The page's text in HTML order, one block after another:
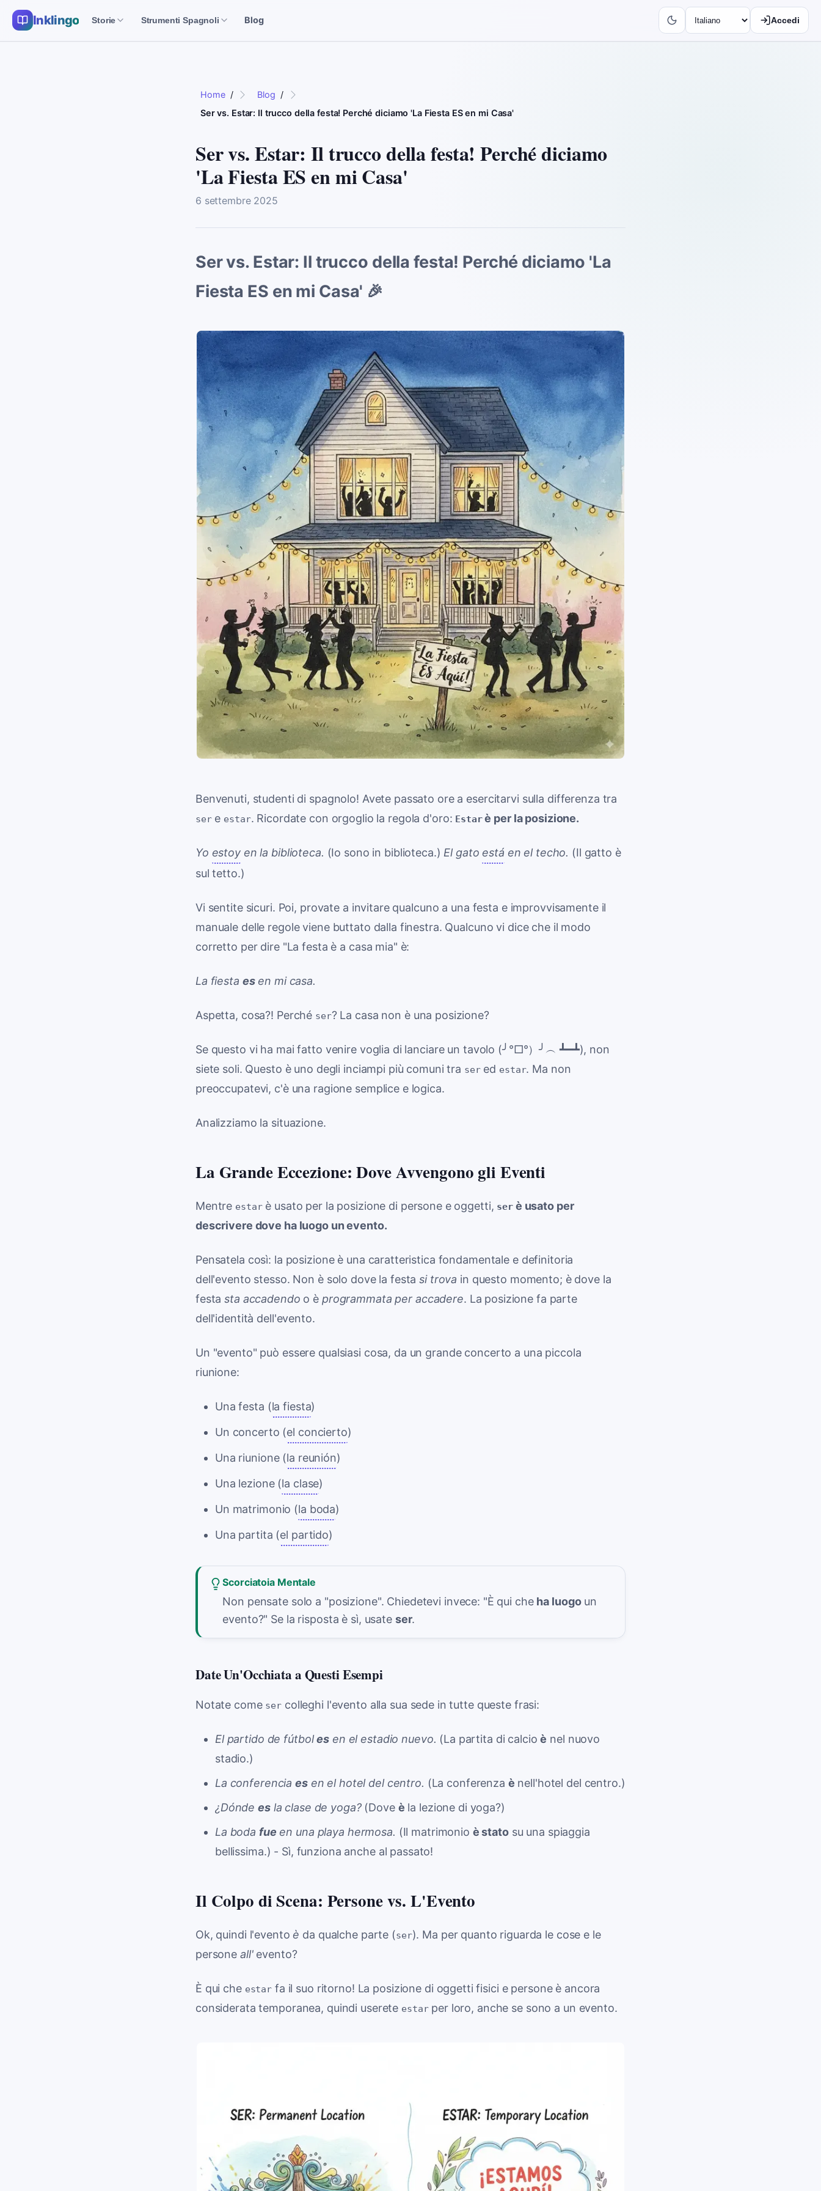
Inklingo Storie Strumenti Spagnoli Blog Accedi
Home / Blog /
Ser vs. Estar: Il trucco della festa! Perché diciamo 'La Fiesta ES en mi Casa'
Ser vs. Estar: Il trucco della festa! Perché diciamo
'La Fiesta ES en mi Casa'
6 settembre 2025
Ser vs. Estar: Il trucco della festa! Perché diciamo 'La
Fiesta ES en mi Casa' 🎉
Benvenuti, studenti di spagnolo! Avete passato ore a esercitarvi sulla differenza tra
sere estar. Ricordate con orgoglio la regola d'oro: Estarè per la posizione.
Yo estoy en la biblioteca. (Io sono in biblioteca.) El gato está en el techo. (Il gatto è
sul tetto.)
Vi sentite sicuri. Poi, provate a invitare qualcuno a una festa e improvvisamente il
manuale delle regole viene buttato dalla finestra. Qualcuno vi dice che il modo
corretto per dire "La festa è a casa mia" è:
La fiesta esen mi casa.
Aspetta, cosa?! Perché ser? La casa non è una posizione?
Se questo vi ha mai fatto venire voglia di lanciare un tavolo (╯°□°）╯︵ ┻━┻), non
siete soli. Questo è uno degli inciampi più comuni tra sered estar. Ma non
preoccupatevi, c'è una ragione semplice e logica.
Analizziamo la situazione.
La Grande Eccezione: Dove Avvengono gli Eventi
Mentre estarè usato per la posizione di persone e oggetti, serè usato per
descrivere dove ha luogo un evento.
Pensatela così: la posizione è una caratteristica fondamentale e definitoria
dell'evento stesso. Non è solo dove la festasi trova in questo momento; è dove la
festasta accadendo o è programmata per accadere. La posizione fa parte
dell'identità dell'evento.
Un "evento" può essere qualsiasi cosa, da un grande concerto a una piccola
riunione:
Una festa (la fiesta)
Un concerto (el concierto)
Una riunione (la reunión)
Una lezione (la clase)
Un matrimonio (la boda)
Una partita (el partido)
Scorciatoia Mentale
Non pensate solo a "posizione". Chiedetevi invece: "È qui che ha luogoun
evento?" Se la risposta è sì, usate ser.
Date Un'Occhiata a Questi Esempi
Notate come ser colleghi l'evento alla sua sede in tutte queste frasi:
El partido de fútboles en el estadio nuevo. (La partita di calcioè nel nuovo
stadio.)
La conferenciaesen el hotel del centro. (La conferenza è nell'hotel del centro.)
¿Dóndeesla clase de yoga?(Dove è la lezione di yoga?)
La boda fue en una playa hermosa. (Il matrimonio è statosu una spiaggia
bellissima.) - Sì, funziona anche al passato!
Il Colpo di Scena: Persone vs. L'Evento
Ok, quindi l'evento è da qualche parte (ser). Ma per quanto riguarda le cose e le
persone all'evento?
È qui che estar fa il suo ritorno! La posizione di oggetti fisici e persone è ancora
considerata temporanea, quindi userete estarper loro, anche se sono a un evento.